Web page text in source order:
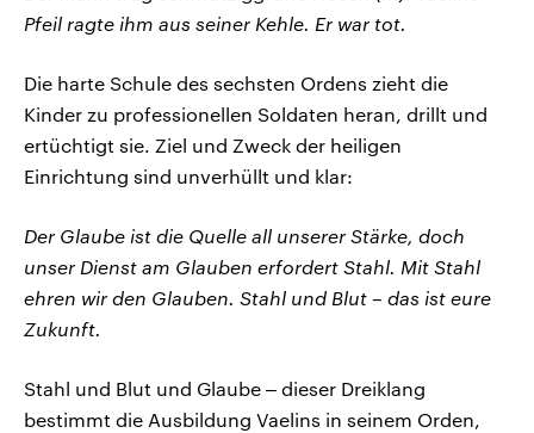
Pfeil ragte ihm aus seiner Kehle. Er war tot.
Die harte Schule des sechsten Ordens zieht die
Kinder zu professionellen Soldaten heran, drillt und
ertüchtigt sie. Ziel und Zweck der heiligen
Einrichtung sind unverhüllt und klar:
Der Glaube ist die Quelle all unserer Stärke, doch
unser Dienst am Glauben erfordert Stahl. Mit Stahl
ehren wir den Glauben. Stahl und Blut – das ist eure
Zukunft.
Stahl und Blut und Glaube ‒ dieser Dreiklang
bestimmt die Ausbildung Vaelins in seinem Orden,